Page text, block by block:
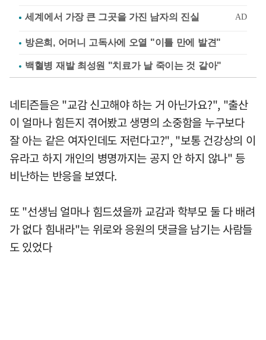
방은희, 어머니 고독사에 오열 "이틀 만에 발견"
백혈병 재발 최성원 "치료가 날 죽이는 것 같아"
네티즌들은 "교감 신고해야 하는 거 아닌가요?", "출산
이 얼마나 힘든지 겪어봤고 생명의 소중함을 누구보다
잘 아는 같은 여자인데도 저런다고?", "보통 건강상의 이
유라고 하지 개인의 병명까지는 공지 안 하지 않나" 등
비난하는 반응을 보였다.
또 "선생님 얼마나 힘드셨을까 교감과 학부모 둘 다 배려
가 없다 힘내라"는 위로와 응원의 댓글을 남기는 사람들
도 있었다